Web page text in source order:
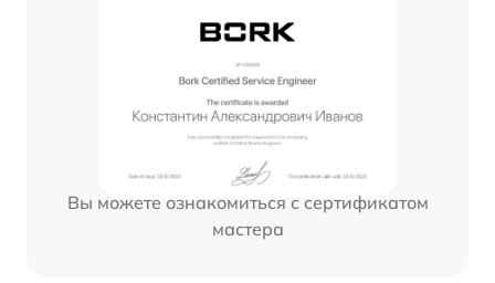
Вы можете ознакомиться с сертификатом
мастера